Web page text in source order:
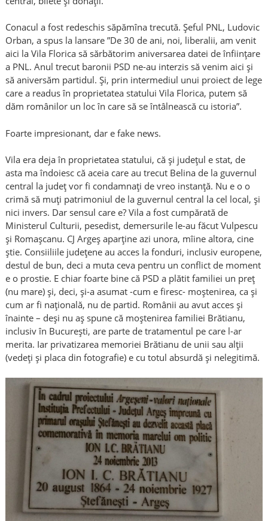
Conacul a fost redeschis săpămîna trecută. Șeful PNL, Ludovic
Orban, a spus la lansare ”De 30 de ani, noi, liberalii, am venit
aici la Vila Florica să sărbătorim aniversarea datei de înființare
a PNL. Anul trecut baronii PSD ne-au interzis să venim aici și
să aniversăm partidul. Și, prin intermediul unui proiect de lege
care a readus în proprietatea statului Vila Florica, putem să
dăm românilor un loc în care să se întâlnească cu istoria”.
Foarte impresionant, dar e fake news.
Vila era deja în proprietatea statului, că și județul e stat, de
asta ma îndoiesc că aceia care au trecut Belina de la guvernul
central la județ vor fi condamnați de vreo instanță. Nu e o o
crimă să muți patrimoniul de la guvernul central la cel local, și
nici invers. Dar sensul care e? Vila a fost cumpărată de
Ministerul Culturii, pesedist, demersurile le-au făcut Vulpescu
și Romașcanu. CJ Argeș aparține azi unora, mîine altora, cine
știe. Consiiliile județene au acces la fonduri, inclusiv europene,
destul de bun, deci a muta ceva pentru un conflict de moment
e o prostie. E chiar foarte bine că PSD a plătit familiei un preț
(nu mare) și, deci, și-a asumat -cum e firesc- moștenirea, ca și
cum ar fi națională, nu de partid. Românii au avut acces și
înainte – deși nu aș spune că moștenirea familiei Brătianu,
inclusiv în București, are parte de tratamentul pe care l-ar
merita. Iar privatizarea memoriei Brătianu de unii sau alții
(vedeți și placa din fotografie) e cu totul absurdă și nelegitimă.